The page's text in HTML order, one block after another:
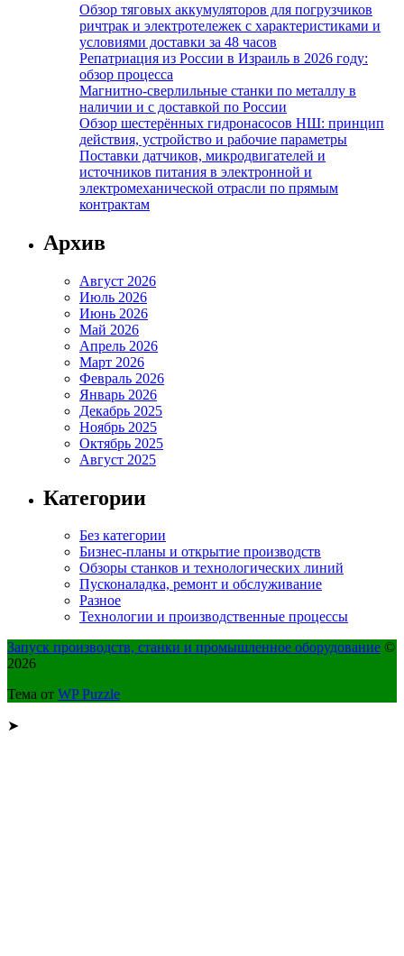
Обзор тяговых аккумуляторов для погрузчиков
ричтрак и электротележек с характеристиками и
условиями доставки за 48 часов
Репатриация из России в Израиль в 2026 году:
обзор процесса
Магнитно-сверлильные станки по металлу в
наличии и с доставкой по России
Обзор шестерённых гидронасосов НШ: принцип
действия, устройство и рабочие параметры
Поставки датчиков, микродвигателей и
источников питания в электронной и
электромеханической отрасли по прямым
контрактам
Архив
Август 2026
Июль 2026
Июнь 2026
Май 2026
Апрель 2026
Март 2026
Февраль 2026
Январь 2026
Декабрь 2025
Ноябрь 2025
Октябрь 2025
Август 2025
Категории
Без категории
Бизнес-планы и открытие производств
Обзоры станков и технологических линий
Пусконаладка, ремонт и обслуживание
Разное
Технологии и производственные процессы
Запуск производств, станки и промышленное оборудование ©
2026
Тема от WP Puzzle
➤